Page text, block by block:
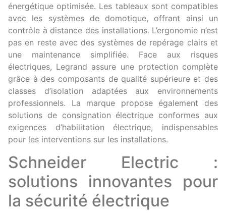
énergétique optimisée. Les tableaux sont compatibles
avec les systèmes de domotique, offrant ainsi un
contrôle à distance des installations. L’ergonomie n’est
pas en reste avec des systèmes de repérage clairs et
une maintenance simplifiée. Face aux risques
électriques, Legrand assure une protection complète
grâce à des composants de qualité supérieure et des
classes d’isolation adaptées aux environnements
professionnels. La marque propose également des
solutions de consignation électrique conformes aux
exigences d’habilitation électrique, indispensables
pour les interventions sur les installations.
Schneider Electric :
solutions innovantes pour
la sécurité électrique